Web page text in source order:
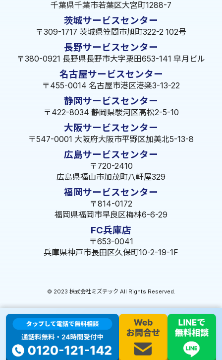
千葉県千葉市若葉区大宮町1288-7
茨城サービスセンター
〒309-1717 茨城県笠間市旭町322-2 102号
長野サービスセンター
〒380-0921 長野県長野市大字栗田653-141 皐月ビル
名古屋サービスセンター
〒455-0014 名古屋市港区港楽3-13-22
静岡サービスセンター
〒422-8034 静岡県駿河区高松2-5-10
大阪サービスセンター
〒547-0001 大阪府大阪市平野区加美北5-13-8
広島サービスセンター
〒720-2410
広島県福山市加茂町八軒屋329
福岡サービスセンター
〒814-0172
福岡県福岡市早良区梅林6-6-29
FC兵庫店
〒653-0041
兵庫県神戸市長田区久保町10-2-19-1F
© 2023 株式会社ミズテック All Rights Reserved.